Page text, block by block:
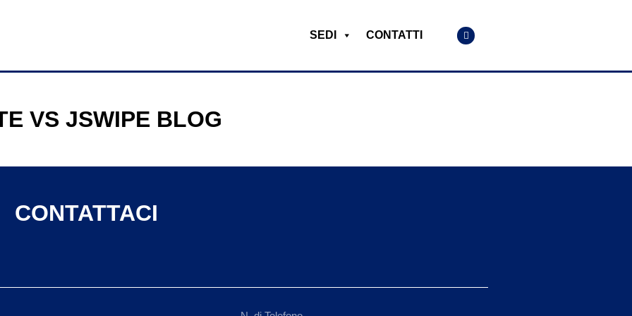
SEDI CONTATTI
VS JSWIPE BLOG
CONTATTACI